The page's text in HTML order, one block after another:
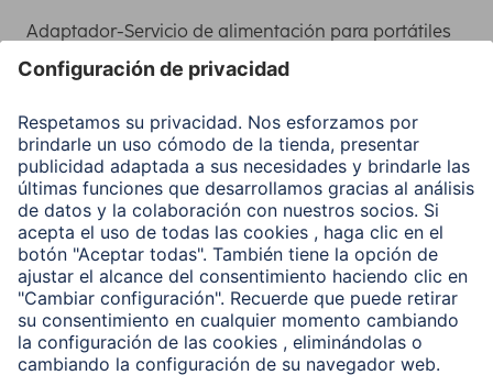
Adaptador-Servicio de alimentación para portátiles
Clientes online
Conviértete en distribuidor
Compañía
Historia de la empresa